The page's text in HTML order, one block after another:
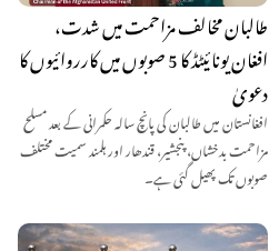
طالبان مخالف مزاحمت میں شدت،
افغان یونائیٹڈ کا 5 صوبوں میں کارروائیوں کا
دعویٰ
افغانستان میں طالبان کی پانچ سالہ حکمرانی کے بعد مسلح
مزاحمت بدخشاں، پنجشیر، قندھار اور ہلمند سمیت مختلف
صوبوں تک پھیل گئی ہے۔